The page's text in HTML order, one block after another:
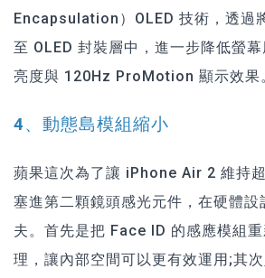
Encapsulation）OLED 技術，透過
至 OLED 封裝層中，進一步降低螢
亮度與 120Hz ProMotion 顯示效果
4、動態島模組縮小
蘋果這次為了讓 iPhone Air 2 維持
塞進第二顆鏡頭感光元件，在硬體設
夫。首先是把 Face ID 的感應模組
理，讓內部空間可以更有效運用;其